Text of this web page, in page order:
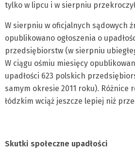
tylko w lipcu i w sierpniu
W sierpniu w oficjalnych sądowych
opublikowano ogłoszenia o
przedsiębiorstw (w sierpniu
W ciągu ośmiu miesięcy
upadłości 623 polskich
samym okresie 2011 roku). Różnice
łódzkim wciąż jeszcze lepiej niż
Skutki społeczne upadłości